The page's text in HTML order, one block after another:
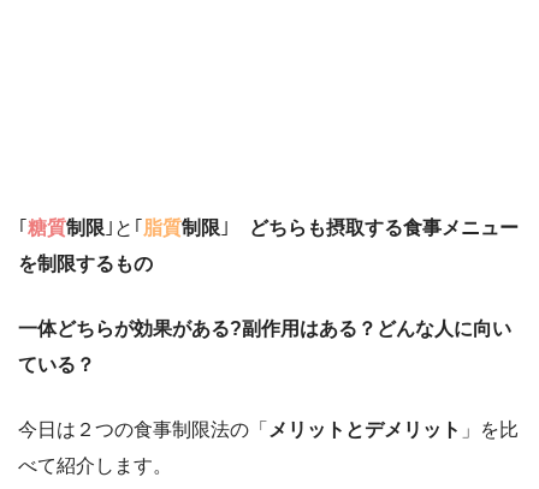
｢ 糖質制限 ｣と｢ 脂質制限 ｣
どちらも摂取する食事メニュー
を制限するもの
一体どちらが効果がある?副作用はある？どんな人に向い
ている？
今日は２つの食事制限法の「 メリットとデメリット 」を比
べて紹介します。